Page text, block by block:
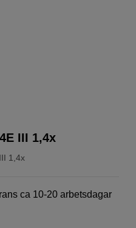
1,4x
III 1,4x
ca 10-20 arbetsdagar